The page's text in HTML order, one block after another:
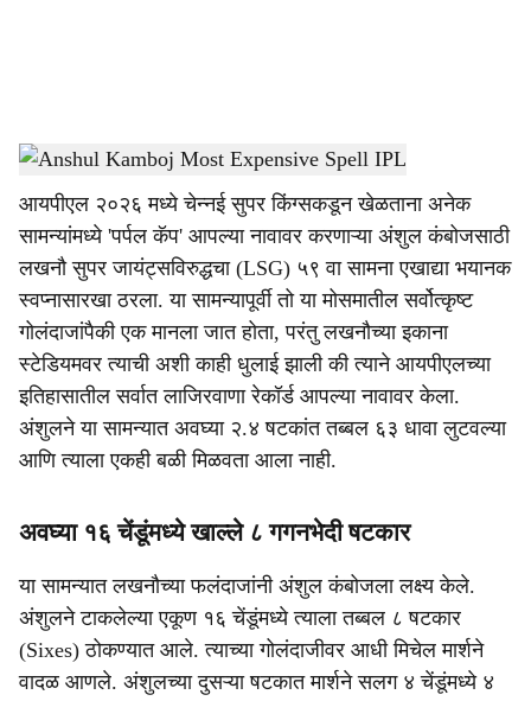
a
r
e
Anshul Kamboj Most Expensive Spell IPL-Dainik Gomantak
आयपीएल २०२६ मध्ये चेन्नई सुपर किंग्सकडून खेळताना अनेक
सामन्यांमध्ये 'पर्पल कॅप' आपल्या नावावर करणाऱ्या अंशुल कंबोजसाठी
लखनौ सुपर जायंट्सविरुद्धचा (LSG) ५९ वा सामना एखाद्या भयानक
स्वप्नासारखा ठरला. या सामन्यापूर्वी तो या मोसमातील सर्वोत्कृष्ट
गोलंदाजांपैकी एक मानला जात होता, परंतु लखनौच्या इकाना
स्टेडियमवर त्याची अशी काही धुलाई झाली की त्याने आयपीएलच्या
इतिहासातील सर्वात लाजिरवाणा रेकॉर्ड आपल्या नावावर केला.
अंशुलने या सामन्यात अवघ्या २.४ षटकांत तब्बल ६३ धावा लुटवल्या
आणि त्याला एकही बळी मिळवता आला नाही.
अवघ्या १६ चेंडूंमध्ये खाल्ले ८ गगनभेदी षटकार
या सामन्यात लखनौच्या फलंदाजांनी अंशुल कंबोजला लक्ष्य केले.
अंशुलने टाकलेल्या एकूण १६ चेंडूंमध्ये त्याला तब्बल ८ षटकार
(Sixes) ठोकण्यात आले. त्याच्या गोलंदाजीवर आधी मिचेल मार्शने
वादळ आणले. अंशुलच्या दुसऱ्या षटकात मार्शने सलग ४ चेंडूंमध्ये ४